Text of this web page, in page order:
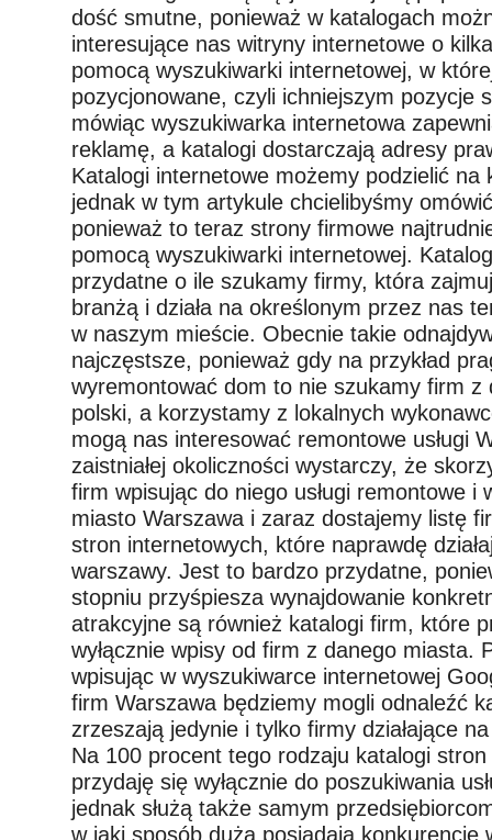
dość smutne, ponieważ w katalogach
interesujące nas witryny internetowe o
pomocą wyszukiwarki internetowej, w
pozycjonowane, czyli ichniejszym pozycje
mówiąc wyszukiwarka internetowa
reklamę, a katalogi dostarczają adresy
Katalogi internetowe możemy podzielić na
jednak w tym artykule chcielibyśmy
ponieważ to teraz strony firmowe
pomocą wyszukiwarki internetowej.
przydatne o ile szukamy firmy, która
branżą i działa na określonym przez nas
w naszym mieście. Obecnie takie
najczęstsze, ponieważ gdy na przykład
wyremontować dom to nie szukamy firm z
polski, a korzystamy z lokalnych
mogą nas interesować remontowe usługi
zaistniałej okoliczności wystarczy, że
firm wpisując do niego usługi remontowe i
miasto Warszawa i zaraz dostajemy listę
stron internetowych, które naprawdę
warszawy. Jest to bardzo przydatne,
stopniu przyśpiesza wynajdowanie
atrakcyjne są również katalogi firm, które
wyłącznie wpisy od firm z danego miasta.
wpisując w wyszukiwarce internetowej
firm Warszawa będziemy mogli odnaleźć
zrzeszają jedynie i tylko firmy działające
Na 100 procent tego rodzaju katalogi
przydaję się wyłącznie do poszukiwania
jednak służą także samym
w jaki sposób dużą posiadają konkurencję